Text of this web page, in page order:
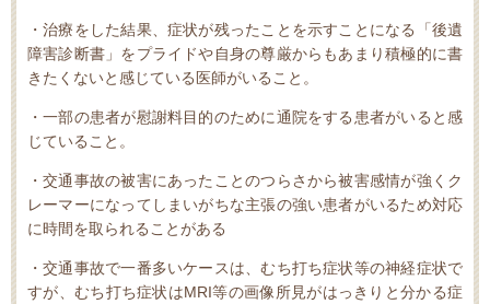
・治療をした結果、症状が残ったことを示すことになる「後遺
障害診断書」をプライドや自身の尊厳からもあまり積極的に書
きたくないと感じている医師がいること。
・一部の患者が慰謝料目的のために通院をする患者がいると感
じていること。
・交通事故の被害にあったことのつらさから被害感情が強くク
レーマーになってしまいがちな主張の強い患者がいるため対応
に時間を取られることがある
・交通事故で一番多いケースは、むち打ち症状等の神経症状で
すが、むち打ち症状はMRI等の画像所見がはっきりと分かる症